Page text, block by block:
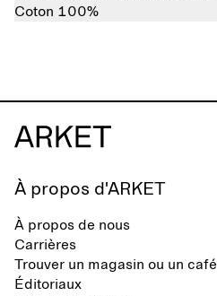
Coton 100%
À propos d'ARKET
À propos de nous
Carrières
Trouver un magasin ou un café
Éditoriaux